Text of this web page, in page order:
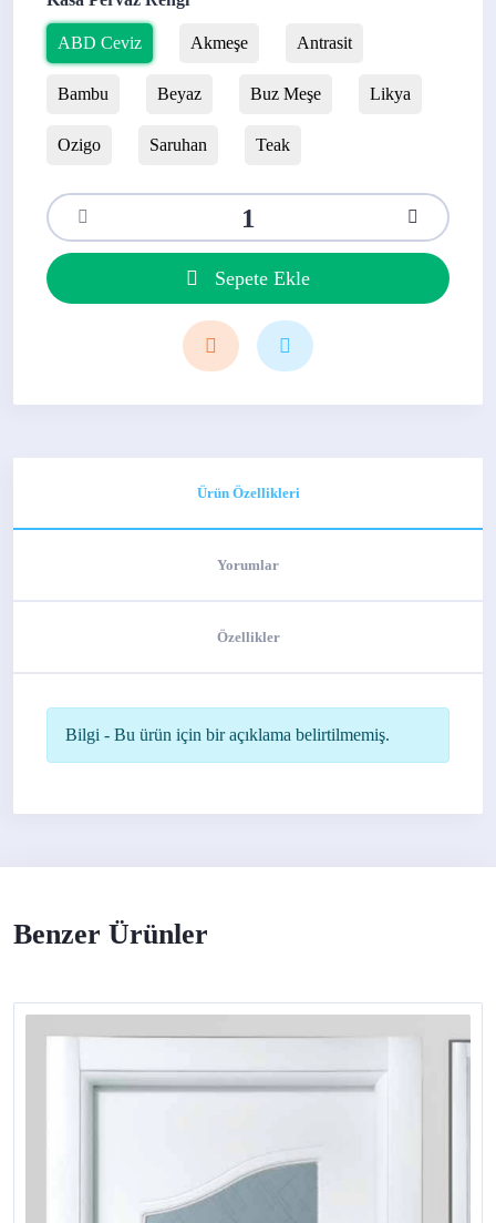
ABD Ceviz Akmeşe Antrasit
Bambu Beyaz Buz Meşe Likya
Ozigo Saruhan Teak
Sepete Ekle
Ürün Özellikleri
Yorumlar
Özellikler
Bilgi - Bu ürün için bir açıklama belirtilmemiş.
Benzer Ürünler